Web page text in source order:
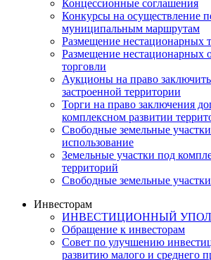
Концессионные соглашения
Конкурсы на осуществление
муниципальным маршрутам
Размещение нестационарных
Размещение нестационарных
торговли
Аукционы на право
застроенной территории
Торги на право заключения
комплексном развитии
Свободные земельные
использование
Земельные участки под
территорий
Свободные земельные участки
Инвесторам
ИНВЕСТИЦИОННЫЙ
Обращение к инвесторам
Совет по улучшению
развитию малого и среднего